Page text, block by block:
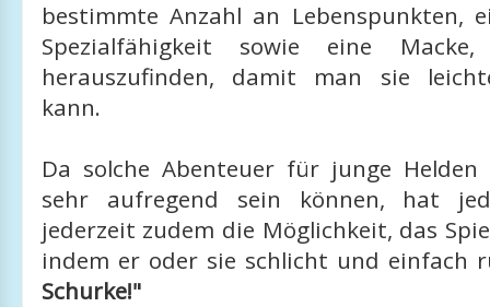
bestimmte Anzahl an Lebenspunkten,
Spezialfähigkeit sowie eine
herauszufinden, damit man sie
kann.
Da solche Abenteuer für junge Helden
sehr aufregend sein können, hat
jederzeit zudem die Möglichkeit, das
indem er oder sie schlicht und einfach
Schurke!"